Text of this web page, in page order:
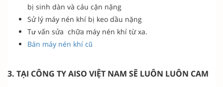
bị sinh dàn và cáu cặn nặng
Sử lý máy nén khí bị keo dầu nặng
Tư vấn sửa chữa máy nén khí từ xa.
Bán máy nén khí cũ
3. TẠI CÔNG TY AISO VIỆT NAM SẼ LUÔN LUÔN CAM